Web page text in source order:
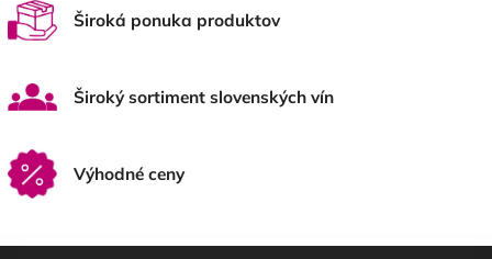
Široká ponuka produktov
Široký sortiment slovenských vín
Výhodné ceny